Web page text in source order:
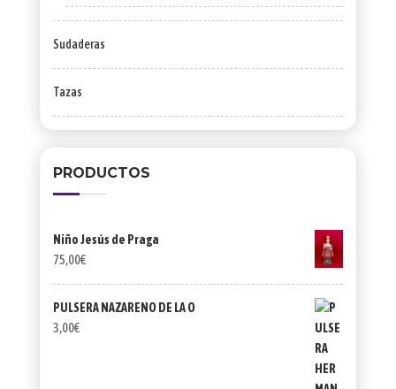
Sudaderas
Tazas
PRODUCTOS
Niño Jesús de Praga
75,00€
PULSERA NAZARENO DE LA O
3,00€